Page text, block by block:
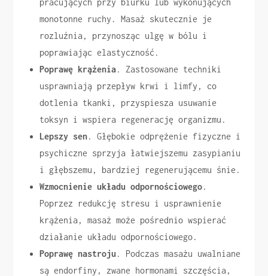
monotonne ruchy. Masaż skutecznie je
rozluźnia, przynosząc ulgę w bólu i
poprawiając elastyczność.
Poprawę krążenia. Zastosowane techniki
usprawniają przepływ krwi i limfy, co
dotlenia tkanki, przyspiesza usuwanie
toksyn i wspiera regenerację organizmu.
Lepszy sen. Głębokie odprężenie fizyczne i
psychiczne sprzyja łatwiejszemu zasypianiu
i głębszemu, bardziej regenerującemu śnie.
Wzmocnienie układu odpornościowego.
Poprzez redukcję stresu i usprawnienie
krążenia, masaż może pośrednio wspierać
działanie układu odpornościowego.
Poprawę nastroju . Podczas masażu uwalniane
są endorfiny, zwane hormonami szczęścia,